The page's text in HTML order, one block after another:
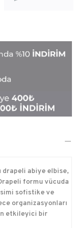
abiye elbise,
formu vücuda
sofistike ve
organizasyonları
etkileyici bir